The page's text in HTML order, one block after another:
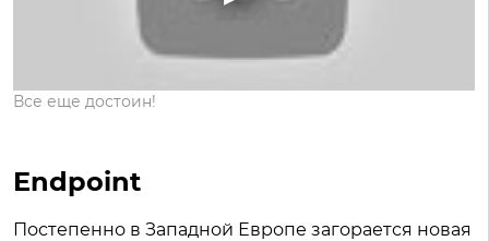
Все еще достоин!
Endpoint
Постепенно в Западной Европе загорается новая